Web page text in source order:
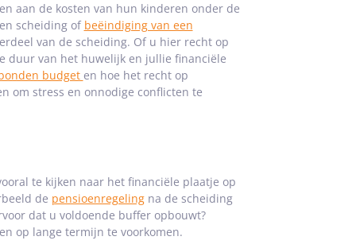
aan de kosten van hun kinderen onder de
scheiding of beëindiging van een
van de scheiding. Of u hier recht op
duur van het huwelijk en jullie financiële
budget en hoe het recht op
om stress en onnodige conflicten te
te kijken naar het financiële plaatje op
de pensioenregelingna de scheiding
dat u voldoende buffer opbouwt?
op lange termijn te voorkomen.